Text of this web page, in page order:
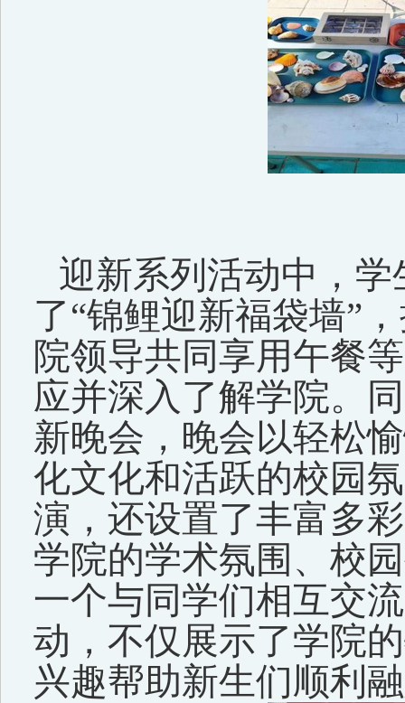
迎新系列 活动中 ， 学
了“锦鲤迎新福袋墙” ，
院领导共同享用午餐
应并深入了解学院。
新晚会，晚会以轻松
化文化和活跃的校园
演，还设置了丰富多
学院的学术氛围、校
一个与同学们相互交
动， 不仅展示了学院
兴趣帮助新生们顺利